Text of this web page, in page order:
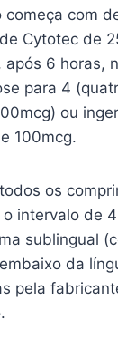
começa com
Cytotec de
após 6 horas,
para 4
ou
100mcg.
os
intervalo de
sublingual
da
pela